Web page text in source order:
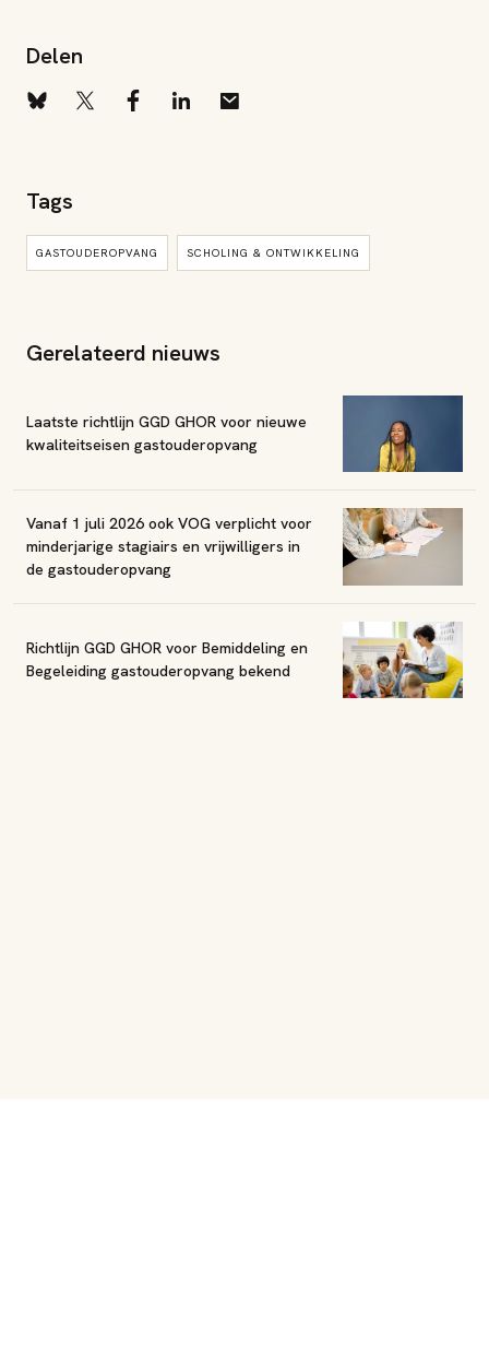
Delen
Tags
GASTOUDEROPVANG SCHOLING & ONTWIKKELING
Gerelateerd nieuws
Laatste richtlijn GGD GHOR voor nieuwe
kwaliteitseisen gastouderopvang
Vanaf 1 juli 2026 ook VOG verplicht voor
minderjarige stagiairs en vrijwilligers in
de gastouderopvang
Richtlijn GGD GHOR voor Bemiddeling en
Begeleiding gastouderopvang bekend